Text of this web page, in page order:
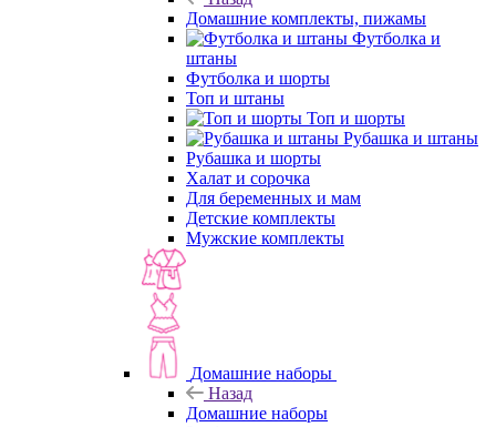
Домашние комплекты, пижамы
Футболка и
штаны
Футболка и шорты
Топ и штаны
Топ и шорты
Рубашка и штаны
Рубашка и шорты
Халат и сорочка
Для беременных и мам
Детские комплекты
Мужские комплекты
Домашние наборы
Назад
Домашние наборы